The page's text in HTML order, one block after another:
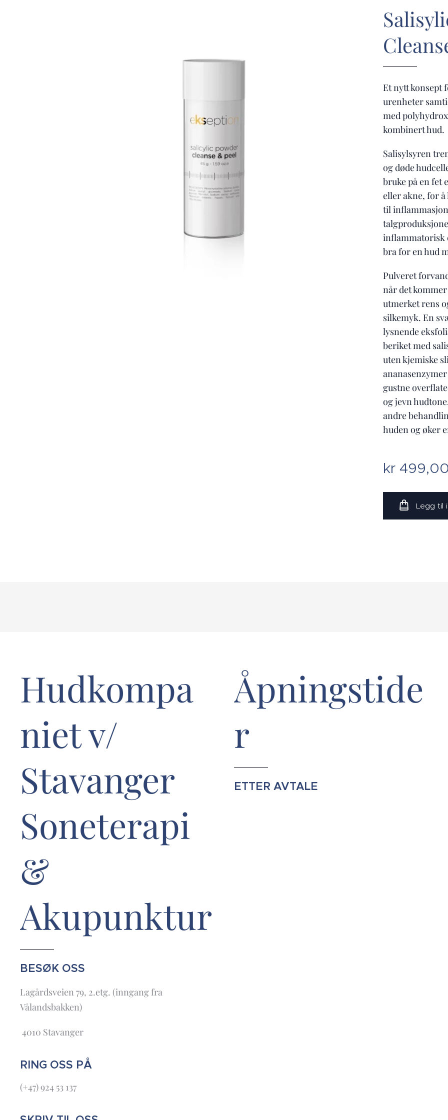
Et nytt konsept
urenheter
med
kombinert hud.
Salisylsyren
og døde
bruke på en fet
eller akne, for
til
inflammatorisk
bra for en hud
Pulveret
når det
utmerket rens
silkemyk. En
lysnende
beriket med
uten kjemiske
gustne
og jevn
andre
huden og øker
kr499,00
Legg til
Hudkompa
niet v/
Stavanger
Soneterapi
&
Akupunktur
BESØK OSS
Lagårdsveien 79, 2.etg. (inngang fra
Vålandsbakken)
4010 Stavanger
RING OSS PÅ
(+47) 924 53 137
Åpningstide
r
ETTER AVTALE